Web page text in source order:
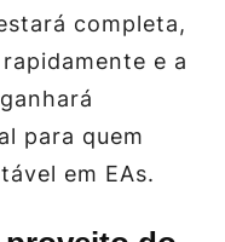
completa,
e a
ganhará
para quem
em EAs.